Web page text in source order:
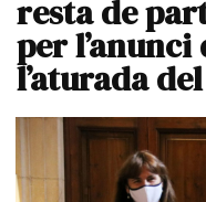
resta de
per
l’aturada